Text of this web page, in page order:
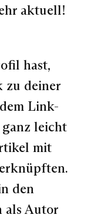
aktuell!
hast,
zu deiner
Link-
ganz leicht
mit
den
als Autor